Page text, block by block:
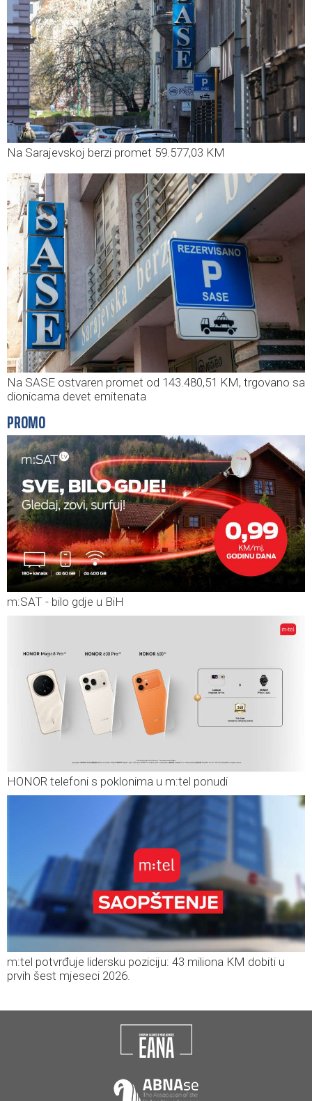
Na Sarajevskoj berzi promet 59.577,03 KM
Na SASE ostvaren promet od 143.480,51 KM, trgovano sa
dionicama devet emitenata
PROMO
m:SAT - bilo gdje u BiH
HONOR telefoni s poklonima u m:tel ponudi
m:tel potvrđuje lidersku poziciju: 43 miliona KM dobiti u
prvih šest mjeseci 2026.